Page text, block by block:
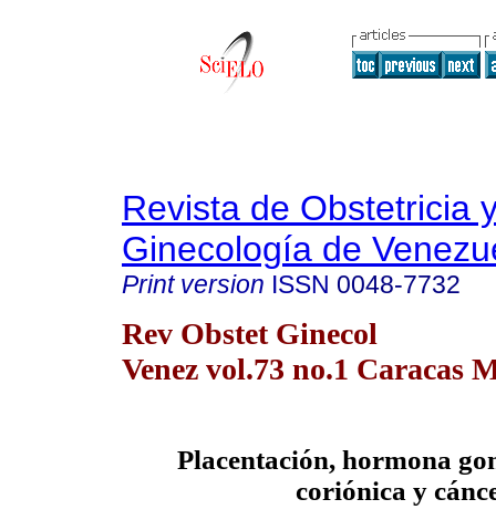
Revista de Obstetricia
Ginecología de
Print version ISSN 0048-7732
Rev Obstet Ginecol
Venez vol.73 no.1 Caracas
Placentación, hormona
coriónica y